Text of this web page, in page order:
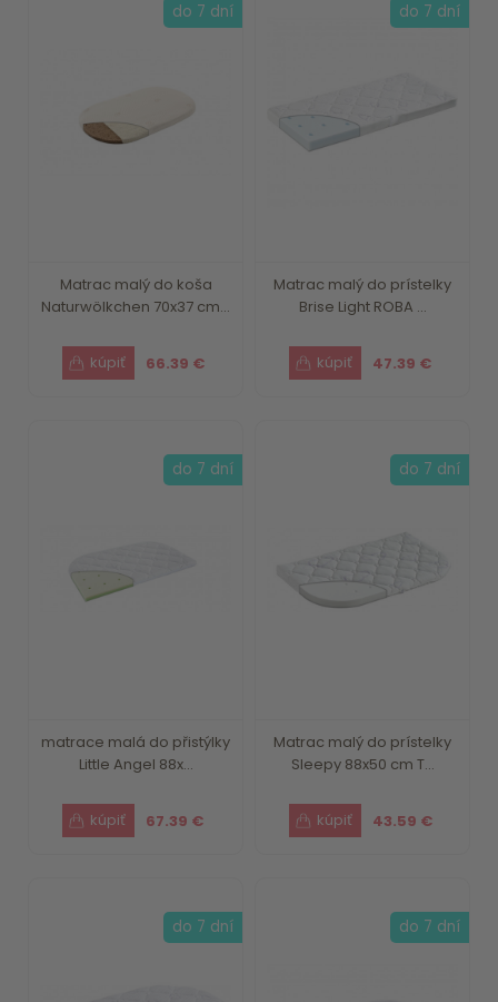
Matrac malý do koša
Naturwölkchen 70x37 cm...
66.39 €
do 7 dní
Matrac malý do prístelky
Brise Light ROBA ...
47.39 €
do 7 dní
matrace malá do přistýlky
Little Angel 88x...
67.39 €
do 7 dní
Matrac malý do prístelky
Sleepy 88x50 cm T...
43.59 €
do 7 dní
do 7 dní do 7 dní